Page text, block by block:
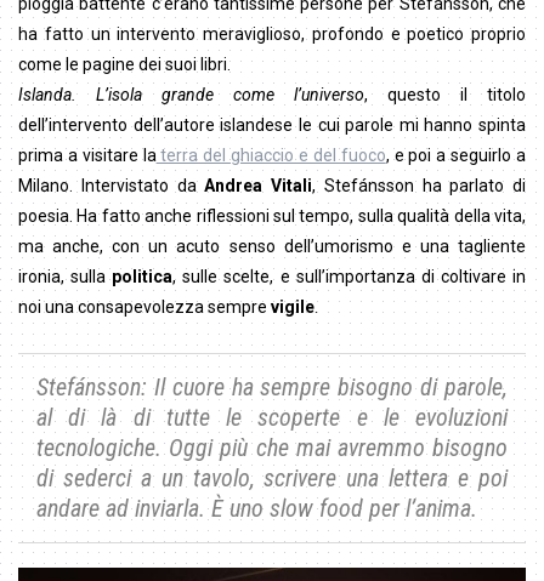
ha fatto un intervento meraviglioso, profondo e poetico proprio
come le pagine dei suoi libri.
Islanda. L’isola grande come l’universo, questo il titolo
dell’intervento dell’autore islandese le cui parole mi hanno spinta
prima a visitare la terra del ghiaccio e del fuoco, e poi a seguirlo a
Milano. Intervistato daAndrea Vitali, Stefánsson ha parlato di
poesia. Ha fatto anche riflessioni sul tempo, sulla qualità della vita,
ma anche, con un acuto senso dell’umorismo e una tagliente
ironia, sullapolitica, sulle scelte, e sull’importanza di coltivare in
noi una consapevolezza sempre vigile.
Stefánsson: Il cuore ha sempre bisogno di parole,
al di là di tutte le scoperte e le evoluzioni
tecnologiche. Oggi più che mai avremmo bisogno
di sederci a un tavolo, scrivere una lettera e poi
andare ad inviarla. È uno slow food per l’anima.